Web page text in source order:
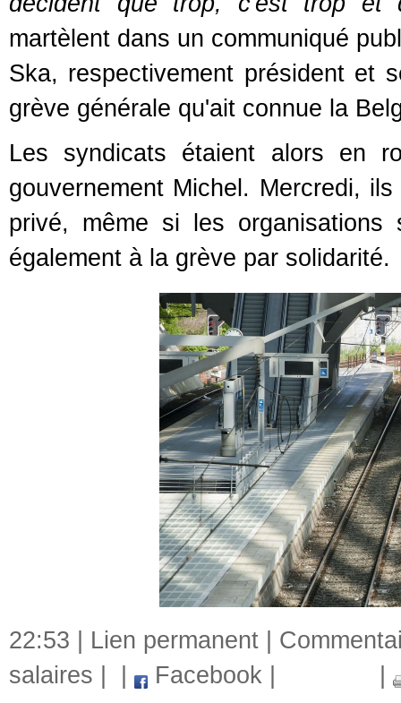
martèlent dans un communiqué
Ska, respectivement président et
grève générale qu'ait connue la
Les syndicats étaient alors en
gouvernement Michel. Mercredi,
privé, même si les organisations
également à la grève par solidarité.
22:53 | Lien permanent
salaires
Facebook